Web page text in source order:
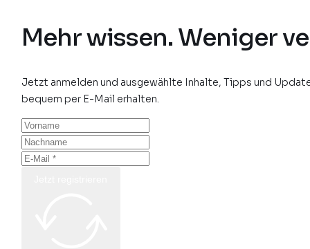
Mehr wissen. Weniger
Jetzt anmelden und ausgewählte Inhalte, Tipps und
bequem per E-Mail erhalten.